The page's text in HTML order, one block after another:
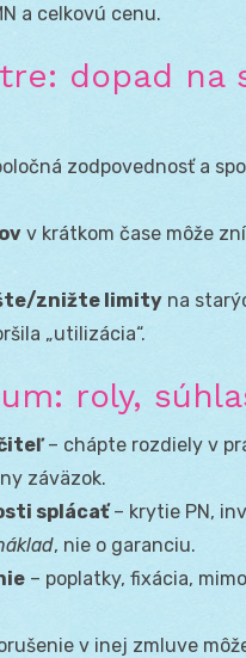
a celkovú cenu.
dopad na
zodpovednosť a
v krátkom čase môže
znižte limity na
„utilizácia“.
roly,
– chápte rozdiely v
záväzok.
splácať– krytie PN,
, nie o garanciu.
– poplatky, fixácia,
v inej zmluve